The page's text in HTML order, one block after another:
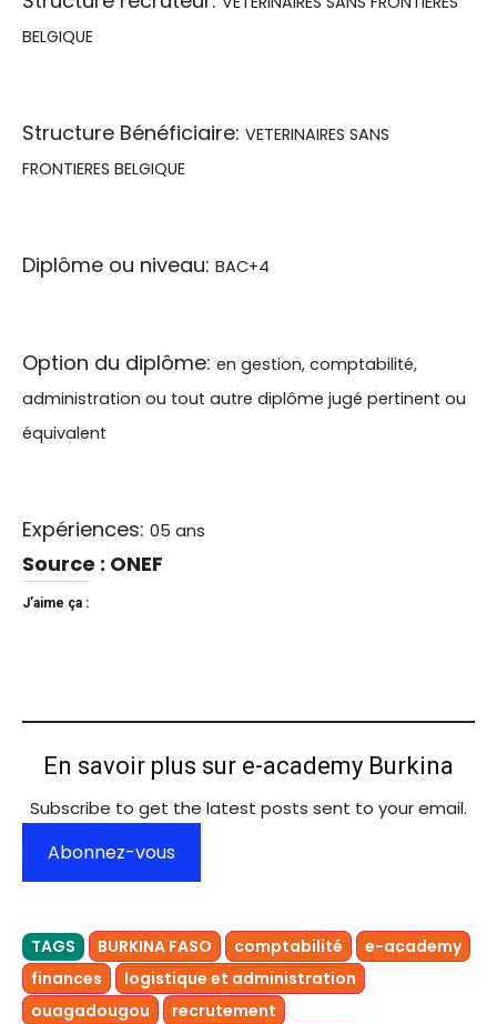
BELGIQUE
Structure Bénéficiaire: VETERINAIRES SANS
FRONTIERES BELGIQUE
Diplôme ou niveau: BAC+4
Option du diplôme: en gestion, comptabilité,
administration ou tout autre diplôme jugé pertinent ou
équivalent
Expériences: 05 ans
Source : ONEF
J’aime ça :
En savoir plus sur e-academy Burkina
Subscribe to get the latest posts sent to your email.
Abonnez-vous
TAGS BURKINA FASO comptabilité
e-academy
finances
logistique et administration
ouagadougou
recrutement